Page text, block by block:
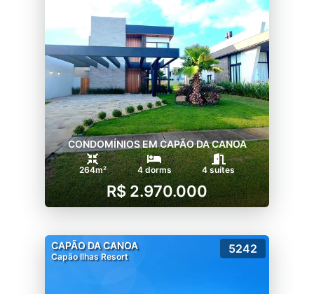
CONDOMÍNIOS EM CAPÃO DA CANOA
264m² 4 dorms 4 suítes
R$ 2.970.000
CAPÃO DA CANOA
Capão Ilhas Resort
5242